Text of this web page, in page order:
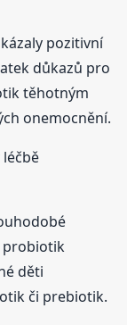
pozitivní
důkazů pro
těhotným
onemocnění.
probiotik
děti
či prebiotik.